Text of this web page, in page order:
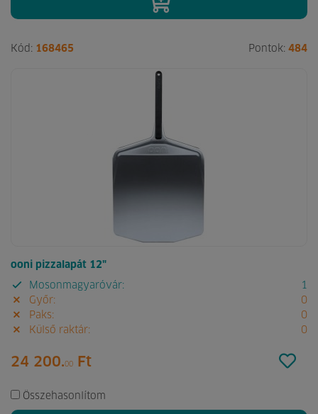
Kód: 168465 Pontok: 484
ooni pizzalapát 12"
Mosonmagyaróvár:
1
Győr:
0
Paks:
0
Külső raktár:
0
24 200.00 Ft
Összehasonlítom